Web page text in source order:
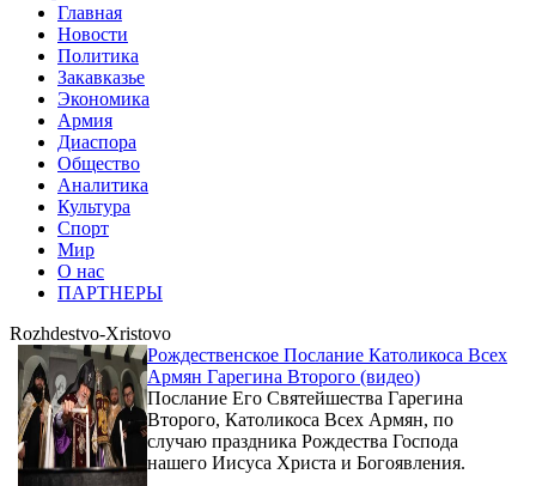
Главная
Новости
Политика
Закавказье
Экономика
Армия
Диаспора
Общество
Аналитика
Культура
Спорт
Мир
О нас
ПАРТНЕРЫ
Rozhdestvo-Xristovo
Рождественское Послание Католикоса Всех
Армян Гарегина Второго (видео)
Послание Его Святейшества Гарегина
Второго, Католикоса Всех Армян, по
случаю праздника Рождества Господа
нашего Иисуса Христа и Богоявления.